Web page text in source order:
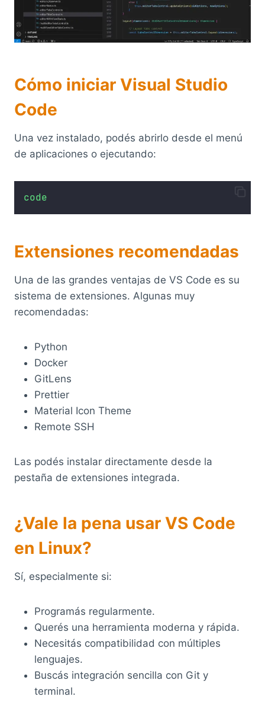
Cómo iniciar Visual Studio
Code
Una vez instalado, podés abrirlo desde el menú
de aplicaciones o ejecutando:
code
Extensiones recomendadas
Una de las grandes ventajas de VS Code es su
sistema de extensiones. Algunas muy
recomendadas:
Python
Docker
GitLens
Prettier
Material Icon Theme
Remote SSH
Las podés instalar directamente desde la
pestaña de extensiones integrada.
¿Vale la pena usar VS Code
en Linux?
Sí, especialmente si:
Programás regularmente.
Querés una herramienta moderna y rápida.
Necesitás compatibilidad con múltiples
lenguajes.
Buscás integración sencilla con Git y
terminal.